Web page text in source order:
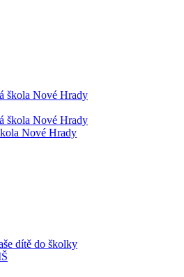
Nové Hrady
dítě do školky